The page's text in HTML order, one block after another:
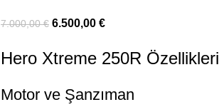
7.000,00€ 6.500,00 €
Hero Xtreme 250R Özellikleri
Motor ve Şanzıman